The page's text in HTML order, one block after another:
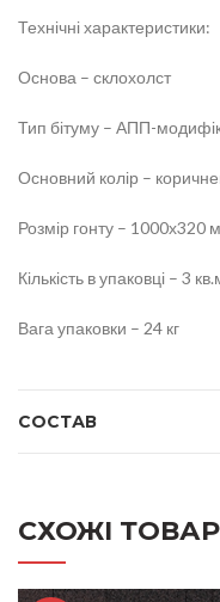
Технічні характеристики:
Основа – склохолст
Тип бітуму – АПП-
Основний колір –
Розмір гонту – 1000х320
Кількість в упаковці – 3
Вага упаковки – 24 кг
СОСТАВ
СХОЖІ